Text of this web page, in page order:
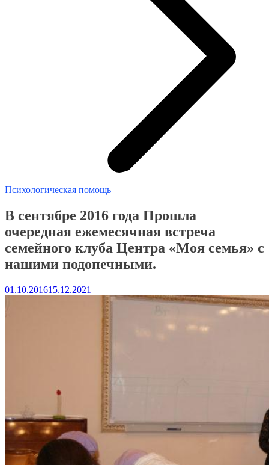
Психологическая помощь
В сентябре 2016 года Прошла
очередная ежемесячная встреча
семейного клуба Центра «Моя семья» с
нашими подопечными.
01.10.201615.12.2021